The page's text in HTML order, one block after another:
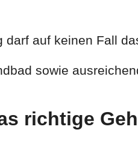
darf auf keinen Fall
sowie
richtige